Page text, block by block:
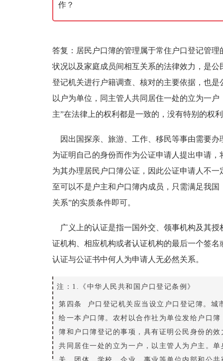
作？
答复：居民户口簿的管理属于常住户口登记管
状况以及家庭成员间相互关系的法律效力，是
登记机关进行户籍调查、核对的主要依据，也
以户为单位，同主管人共同居住一处的立为一
主”在法律上的权利都是一致的，没有特别的权
因出国探亲、旅游、工作、移民等事由需要办
为证明自己的身份而作为公证申请人提出申请
为其办理居民户口簿公证，因此公证申请人不
至可以不是户主和户口簿内成员，只需满足我
关系”的实质条件即可。
广义上的认证是指一国外交、领事机构及其授
证机构、相应机构或者认证机构的最后一个签
认证与公证书中何人为申请人无必然关系。
注：1.《中华人民共和国户口登记条例》
第四条 户口登记机关应当设立户口登记簿。城
给一本户口簿。农村以合作社为单位发给户口
簿和户口簿登记的事项，具有证明公民身份的
共同居住一处的立为一户，以主管人为户主。